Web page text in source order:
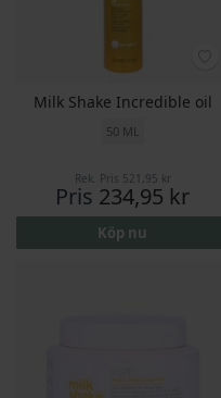
Milk Shake Incredible oil
50 ML
Rek. Pris 521,95 kr
Pris 234,95 kr
Köp nu